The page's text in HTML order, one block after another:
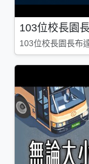
103位校長園
103位校長園長布